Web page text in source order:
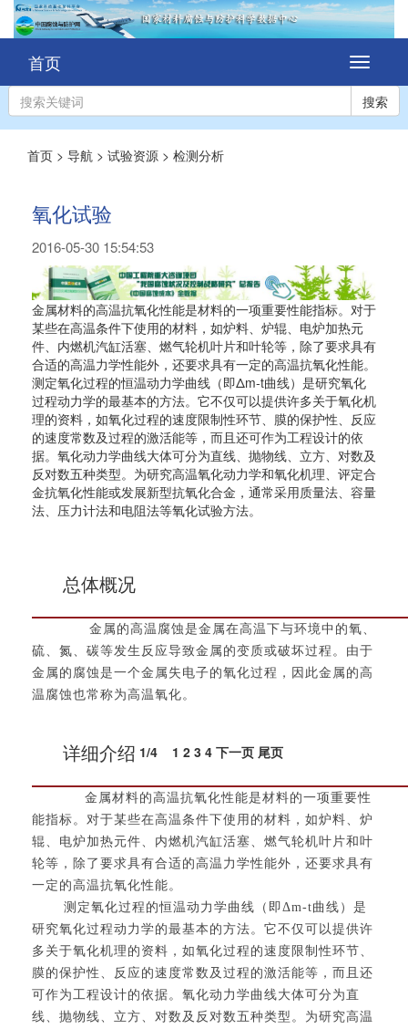
切
换
导
航
首页
搜索
首页 > 导航 > 试验资源 > 检测分析
氧化试验
2016-05-30 15:54:53
金属材料的高温抗氧化性能是材料的一项重要性能指标。对于
某些在高温条件下使用的材料，如炉料、炉辊、电炉加热元
件、内燃机汽缸活塞、燃气轮机叶片和叶轮等，除了要求具有
合适的高温力学性能外，还要求具有一定的高温抗氧化性能。
测定氧化过程的恒温动力学曲线（即Δm-t曲线）是研究氧化
过程动力学的最基本的方法。它不仅可以提供许多关于氧化机
理的资料，如氧化过程的速度限制性环节、膜的保护性、反应
的速度常数及过程的激活能等，而且还可作为工程设计的依
据。氧化动力学曲线大体可分为直线、抛物线、立方、对数及
反对数五种类型。为研究高温氧化动力学和氧化机理、评定合
金抗氧化性能或发展新型抗氧化合金，通常采用质量法、容量
法、压力计法和电阻法等氧化试验方法。
总体概况
金属的高温腐蚀是金属在高温下与环境中的氧、
硫、氮、碳等发生反应导致金属的变质或破坏过程。由于
金属的腐蚀是一个金属失电子的氧化过程，因此金属的高
温腐蚀也常称为高温氧化。
详细介绍 1/4 1 2 3 4 下一页 尾页
金属材料的高温抗氧化性能是材料的一项重要性
能指标。对于某些在高温条件下使用的材料，如炉料、炉
辊、电炉加热元件、内燃机汽缸活塞、燃气轮机叶片和叶
轮等，除了要求具有合适的高温力学性能外，还要求具有
一定的高温抗氧化性能。
测定氧化过程的恒温动力学曲线（即Δm-t曲线）是
研究氧化过程动力学的最基本的方法。它不仅可以提供许
多关于氧化机理的资料，如氧化过程的速度限制性环节、
膜的保护性、反应的速度常数及过程的激活能等，而且还
可作为工程设计的依据。氧化动力学曲线大体可分为直
线、抛物线、立方、对数及反对数五种类型。为研究高温